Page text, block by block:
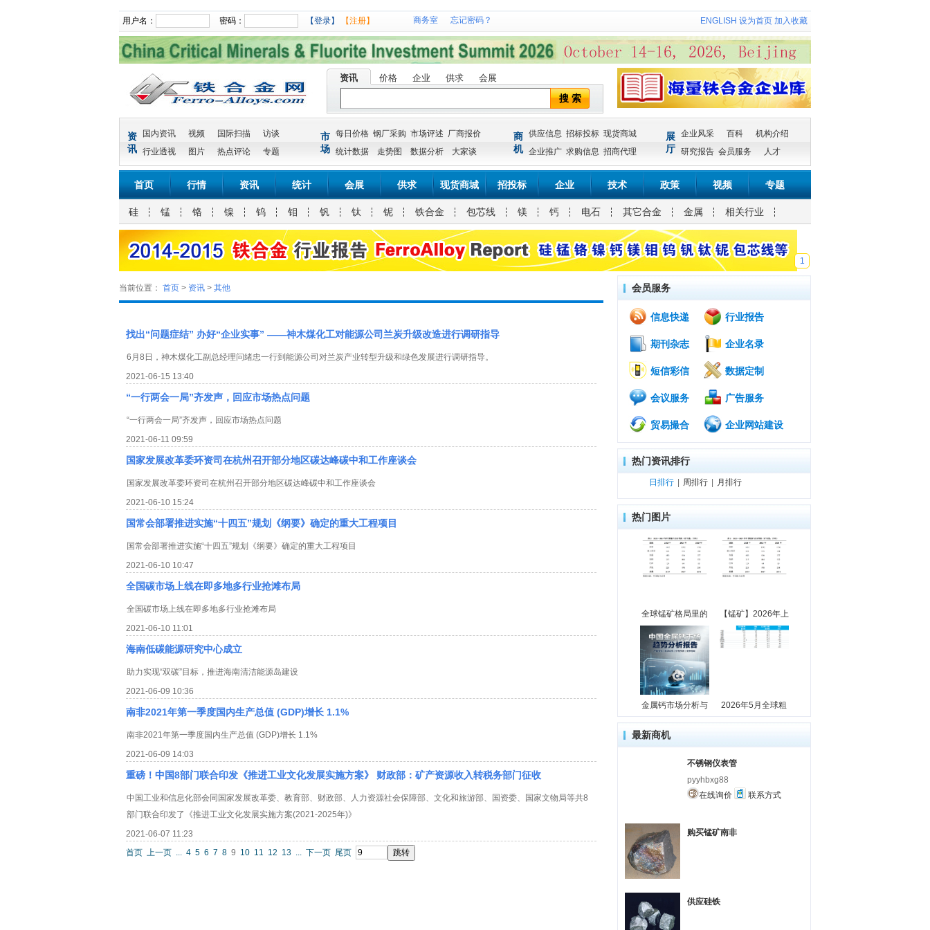
用户名： 密码： 【登录】 【注册】 商务室 忘记密码？ ENGLISH 设为首页 加入收藏
资讯 价格 企业 供求 会展
搜 索
资
讯
国内资讯 视频 国际扫描
访谈
行业透视
图片 热点评论 专题
市
场
每日价格 钢厂采购 市场评述 厂商报价
统计数据
走势图 数据分析 大家谈
商
机
供应信息 招标投标 现货商城
企业推广 求购信息 招商代理
展
厅
企业风采 百科
机构介绍
研究报告 会员服务 人才
首页 行情 资讯 统计 会展 供求 现货商城 招投标 企业 技术 政策 视频 专题
硅 锰 铬 镍 钨 钼 钒 钛 铌 铁合金 包芯线 镁 钙 电石 其它合金 金属 相关行业
1
当前位置： 首页 > 资讯 > 其他
找出“问题症结” 办好“企业实事” ——神木煤化工对能源公司兰炭升级改造进行调研指导
6月8日，神木煤化工副总经理问绪忠一行到能源公司对兰炭产业转型升级和绿色发展进行调研指导。
2021-06-15 13:40
“一行两会一局”齐发声，回应市场热点问题
“一行两会一局”齐发声，回应市场热点问题
2021-06-11 09:59
国家发展改革委环资司在杭州召开部分地区碳达峰碳中和工作座谈会
国家发展改革委环资司在杭州召开部分地区碳达峰碳中和工作座谈会
2021-06-10 15:24
国常会部署推进实施“十四五”规划《纲要》确定的重大工程项目
国常会部署推进实施“十四五”规划《纲要》确定的重大工程项目
2021-06-10 10:47
全国碳市场上线在即多地多行业抢滩布局
全国碳市场上线在即多地多行业抢滩布局
2021-06-10 11:01
海南低碳能源研究中心成立
助力实现“双碳”目标，推进海南清洁能源岛建设
2021-06-09 10:36
南非2021年第一季度国内生产总值 (GDP)增长 1.1%
南非2021年第一季度国内生产总值 (GDP)增长 1.1%
2021-06-09 14:03
重磅！中国8部门联合印发《推进工业文化发展实施方案》 财政部：矿产资源收入转税务部门征收
中国工业和信息化部会同国家发展改革委、教育部、财政部、人力资源社会保障部、文化和旅游部、国资委、国家文物局等共8
部门联合印发了《推进工业文化发展实施方案(2021-2025年)》
2021-06-07 11:23
首页 上一页 ... 4 5 6 7 8 9 10 11 12 13 ... 下一页 尾页
会员服务
信息快递 行业报告
期刊杂志 企业名录
短信彩信 数据定制
会议服务 广告服务
贸易撮合 企业网站建设
热门资讯排行
日排行 周排行 月排行
热门图片
全球锰矿格局里的 【锰矿】2026年上
金属钙市场分析与 2026年5月全球粗
最新商机
不锈钢仪表管
pyyhbxg88
在线询价
联系方式
购买锰矿南非
供应硅铁